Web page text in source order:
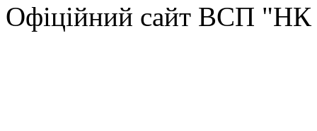
Офіційний сайт ВСП